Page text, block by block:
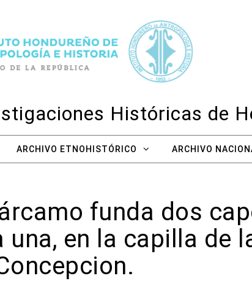
Históricas de
ARCHIVO ETNOHISTÓRICO ARCHIVO
funda dos
en la capilla de